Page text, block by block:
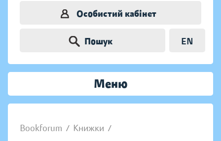
Особистий кабінет
Пошук EN
Меню
Bookforum / Книжки /